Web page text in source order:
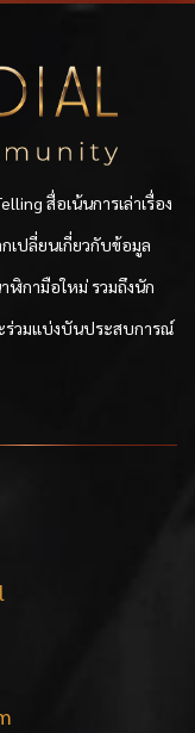
สื่อเน้นการเล่าเรื่อง
กเปลี่ยนเกี่ยวกับข้อมูล
กามือใหม่ รวมถึงนัก
ร่วมแบ่งบันประสบการณ์